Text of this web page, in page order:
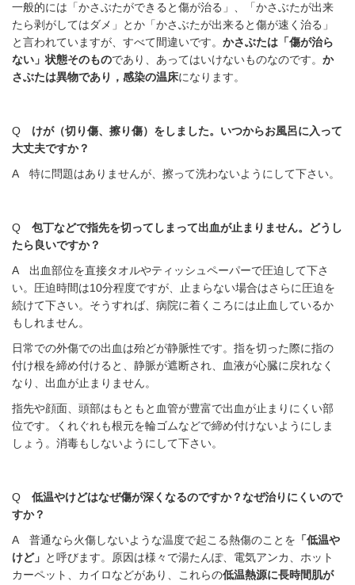
一般的には「かさぶたができると傷が治る」、「かさぶたが出来
たら剥がしてはダメ」とか「かさぶたが出来ると傷が速く治る」
と言われていますが、すべて間違いです。 かさぶたは「傷が治ら
ない」状態そのものであり、あってはいけないものなのです。 か
さぶたは異物であり，感染の温床になります。
Q けが（切り傷、擦り傷）をしました。いつからお風呂に入って
大丈夫ですか？
A 特に問題はありませんが、擦って洗わないようにして下さい。
Q 包丁などで指先を切ってしまって出血が止まりません。どうし
たら良いですか？
A 出血部位を直接タオルやティッシュペーパーで圧迫して下さ
い。圧迫時間は10分程度ですが、止まらない場合はさらに圧迫を
続けて下さい。そうすれば、病院に着くころには止血しているか
もしれません。
日常での外傷での出血は殆どが静脈性です。指を切った際に指の
付け根を締め付けると、静脈が遮断され、血液が心臓に戻れなく
なり、出血が止まりません。
指先や顔面、頭部はもともと血管が豊富で出血が止まりにくい部
位です。くれぐれも根元を輪ゴムなどで締め付けないようにしま
しょう。消毒もしないようにして下さい。
Q 低温やけどはなぜ傷が深くなるのですか？なぜ治りにくいので
すか？
A 普通なら火傷しないような温度で起こる熱傷のことを 「低温や
けど」 と呼びます。原因は様々で湯たんぽ、電気アンカ、ホット
カーペット、カイロなどがあり、これらの低温熱源に長時間肌が